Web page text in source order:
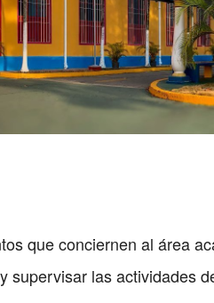
que conciernen al área
supervisar las actividades